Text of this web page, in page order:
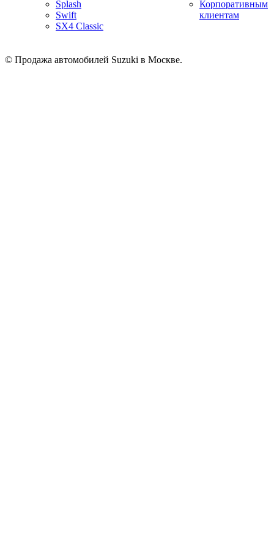
Splash
Swift
SX4 Classic
Корпоративным
клиентам
© Продажа автомобилей Suzuki в Москве.